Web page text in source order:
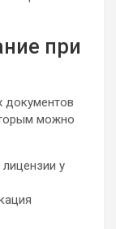
при
документов
можно
у